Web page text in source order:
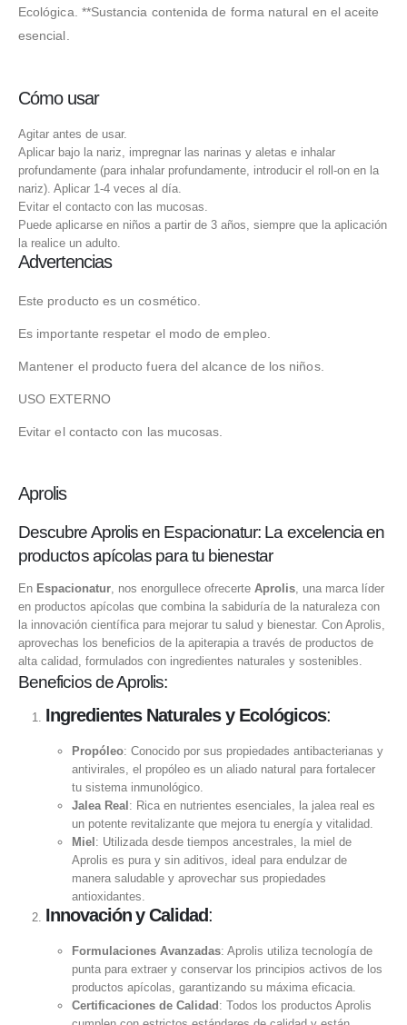
Ecológica. **Sustancia contenida de forma natural en el aceite
esencial.
Cómo usar
Agitar antes de usar.
Aplicar bajo la nariz, impregnar las narinas y aletas e inhalar
profundamente (para inhalar profundamente, introducir el roll-on en la
nariz). Aplicar 1-4 veces al día.
Evitar el contacto con las mucosas.
Puede aplicarse en niños a partir de 3 años, siempre que la aplicación
la realice un adulto.
Advertencias
Este producto es un cosmético.
Es importante respetar el modo de empleo.
Mantener el producto fuera del alcance de los niños.
USO EXTERNO
Evitar el contacto con las mucosas.
Aprolis
Descubre Aprolis en Espacionatur: La excelencia en
productos apícolas para tu bienestar
En Espacionatur , nos enorgullece ofrecerte Aprolis , una marca líder
en productos apícolas que combina la sabiduría de la naturaleza con
la innovación científica para mejorar tu salud y bienestar. Con Aprolis,
aprovechas los beneficios de la apiterapia a través de productos de
alta calidad, formulados con ingredientes naturales y sostenibles.
Beneficios de Aprolis:
Ingredientes Naturales y Ecológicos:
Propóleo: Conocido por sus propiedades antibacterianas y
antivirales, el propóleo es un aliado natural para fortalecer
tu sistema inmunológico.
Jalea Real : Rica en nutrientes esenciales, la jalea real es
un potente revitalizante que mejora tu energía y vitalidad.
Miel : Utilizada desde tiempos ancestrales, la miel de
Aprolis es pura y sin aditivos, ideal para endulzar de
manera saludable y aprovechar sus propiedades
antioxidantes.
Innovación y Calidad:
Formulaciones Avanzadas: Aprolis utiliza tecnología de
punta para extraer y conservar los principios activos de los
productos apícolas, garantizando su máxima eficacia.
Certificaciones de Calidad : Todos los productos Aprolis